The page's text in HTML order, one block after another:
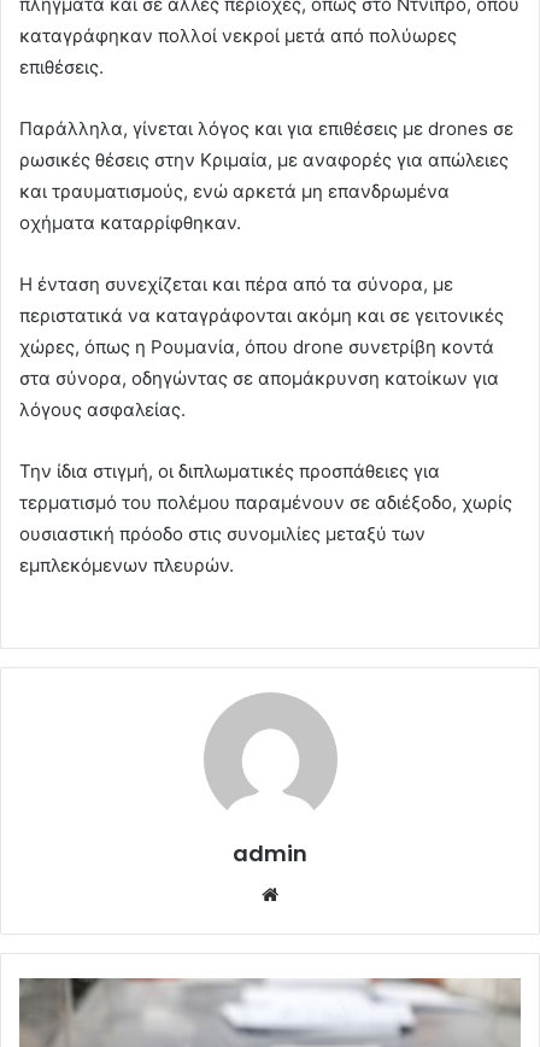
πλήγματα και σε άλλες περιοχές, όπως στο Ντνίπρο, όπου
καταγράφηκαν πολλοί νεκροί μετά από πολύωρες
επιθέσεις.
Παράλληλα, γίνεται λόγος και για επιθέσεις με drones σε
ρωσικές θέσεις στην Κριμαία, με αναφορές για απώλειες
και τραυματισμούς, ενώ αρκετά μη επανδρωμένα
οχήματα καταρρίφθηκαν.
Η ένταση συνεχίζεται και πέρα από τα σύνορα, με
περιστατικά να καταγράφονται ακόμη και σε γειτονικές
χώρες, όπως η Ρουμανία, όπου drone συνετρίβη κοντά
στα σύνορα, οδηγώντας σε απομάκρυνση κατοίκων για
λόγους ασφαλείας.
Την ίδια στιγμή, οι διπλωματικές προσπάθειες για
τερματισμό του πολέμου παραμένουν σε αδιέξοδο, χωρίς
ουσιαστική πρόοδο στις συνομιλίες μεταξύ των
εμπλεκόμενων πλευρών.
admin